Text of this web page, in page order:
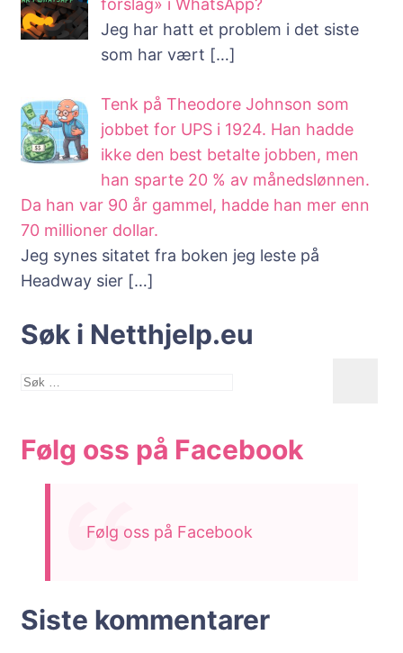
forslag» i WhatsApp?
Jeg har hatt et problem i det siste
som har vært […]
Tenk på Theodore Johnson som
jobbet for UPS i 1924. Han hadde
ikke den best betalte jobben, men
han sparte 20 % av månedslønnen.
Da han var 90 år gammel, hadde han mer enn
70 millioner dollar.
Jeg synes sitatet fra boken jeg leste på
Headway sier […]
Søk i Netthjelp.eu
Søk
Følg oss på Facebook
Følg oss på Facebook
Siste kommentarer